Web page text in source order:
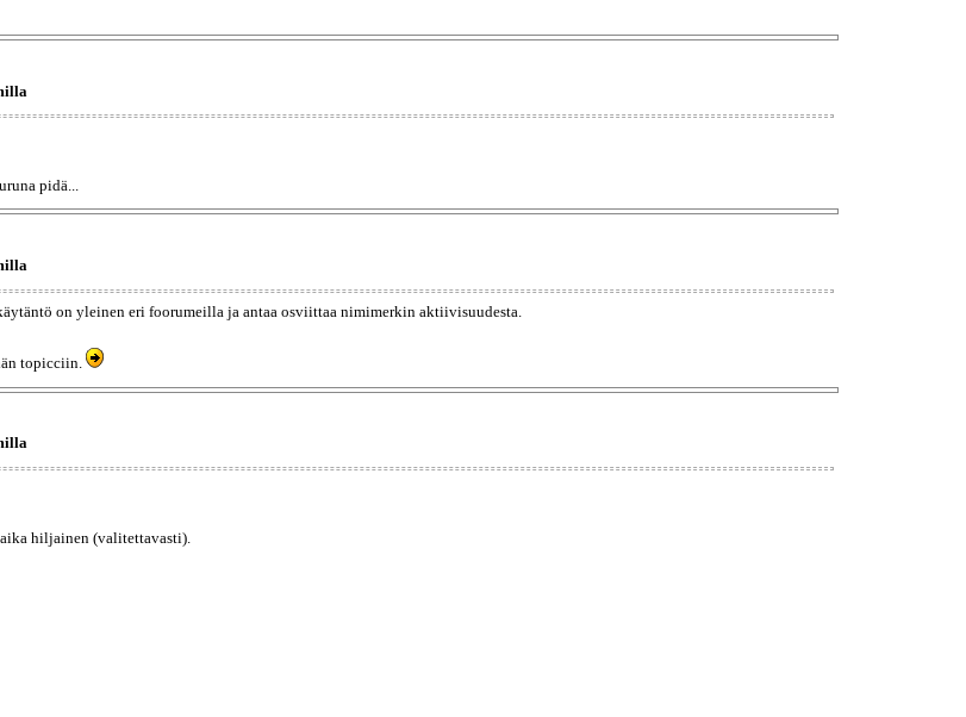
pidä...
on yleinen eri foorumeilla ja antaa osviittaa nimimerkin aktiivisuudesta.
topicciin.
hiljainen (valitettavasti).